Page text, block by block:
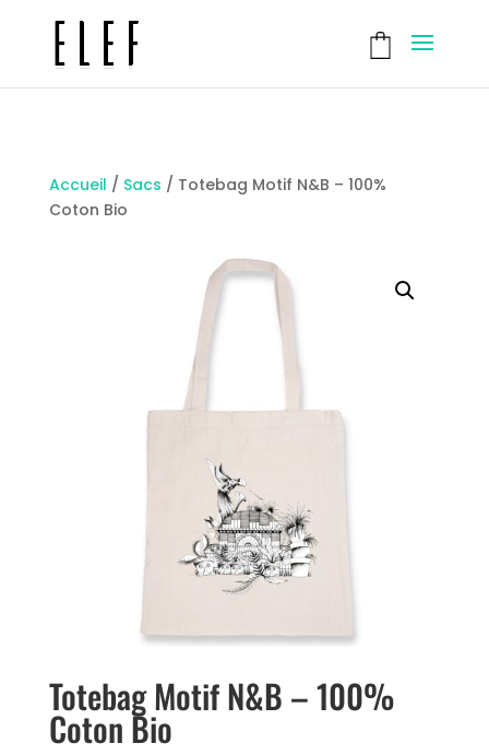
Accueil / Sacs / Totebag Motif N&B – 100%
Coton Bio
Totebag Motif N&B – 100%
Coton Bio